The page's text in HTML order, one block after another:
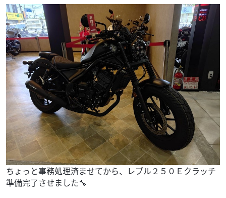
ちょっと事務処理済ませてから、レブル２５０Ｅクラッチ
準備完了させました🔧